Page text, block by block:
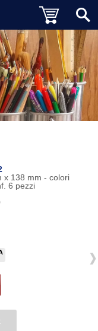
x 138 mm - colori
6 pezzi